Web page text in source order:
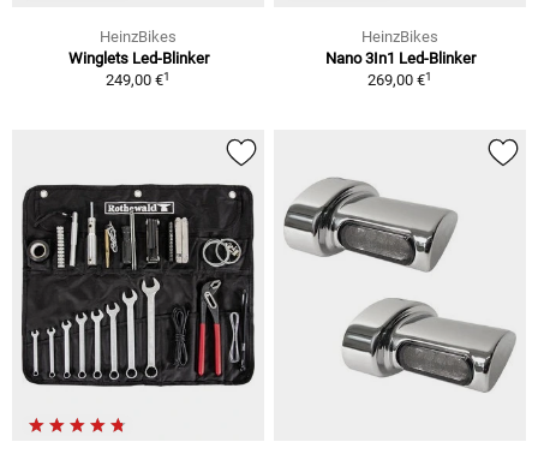
HeinzBikes
Winglets Led-Blinker
249,00 €1
HeinzBikes
Nano 3In1 Led-Blinker
269,00 €1